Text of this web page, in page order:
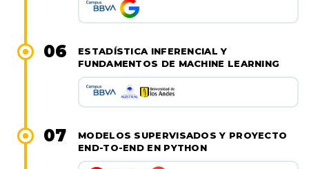
ESTADÍSTICA INFERENCIAL Y
FUNDAMENTOS DE MACHINE LEARNING
06
MODELOS SUPERVISADOS Y PROYECTO
END-TO-END EN PYTHON
07